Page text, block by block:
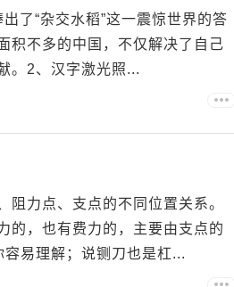
了“杂交水稻”这一震惊世界的答
积不多的中国，不仅解决了自己
。2、汉字激光照...
力点、支点的不同位置关系。
的，也有费力的，主要由支点的
易理解；说铡刀也是杠...